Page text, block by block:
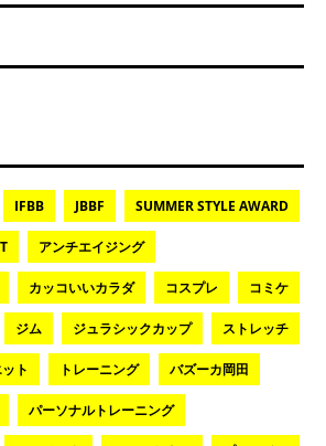
IFBB JBBF SUMMER STYLE AWARD
アンチエイジング
カッコいいカラダ コスプレ コミケ
ジム ジュラシックカップ ストレッチ
ト トレーニング バズーカ岡田
パーソナルトレーニング